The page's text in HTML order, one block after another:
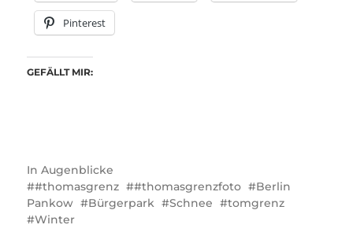
Pinterest
GEFÄLLT MIR:
In Augenblicke
#thomasgrenz
#thomasgrenzfoto
Berlin
Pankow
Bürgerpark Schnee
tomgrenz
Winter